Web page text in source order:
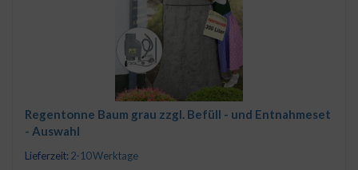
Regentonne Baum grau zzgl. Befüll - und Entnahmeset
- Auswahl
Lieferzeit: 2-10 Werktage